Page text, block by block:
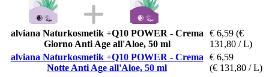
alviana Naturkosmetik +Q10 POWER - Crema
Giorno Anti Age all'Aloe, 50 ml
€ 6,59 (€
131,80 / L)
alviana Naturkosmetik +Q10 POWER - Crema
Notte Anti Age all'Aloe, 50 ml
€ 6,59
(€ 131,80 / L)